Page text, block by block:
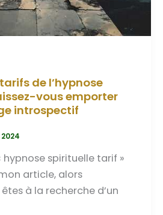
de l’hypnose
vous emporter
introspectif
hypnose spirituelle tarif »
article, alors
à la recherche d’un